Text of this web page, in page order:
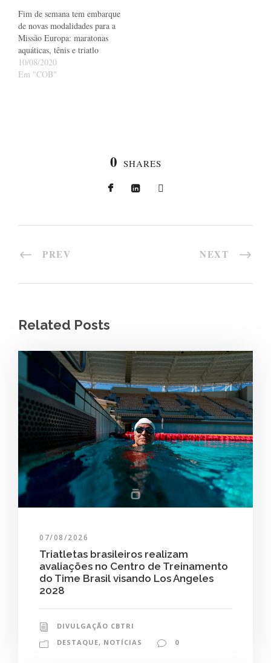
Fim de semana tem embarque
de novas modalidades para a
Missão Europa: maratonas
aquáticas, tênis e triatlo
10/08/2020
Em "COB"
0 SHARES
PREV NEXT
Related Posts
07/08/2026
Triatletas brasileiros realizam
avaliações no Centro de Treinamento
do Time Brasil visando Los Angeles
2028
DIVULGAÇÃO CBTRI
DESTAQUE, NOTÍCIAS 0